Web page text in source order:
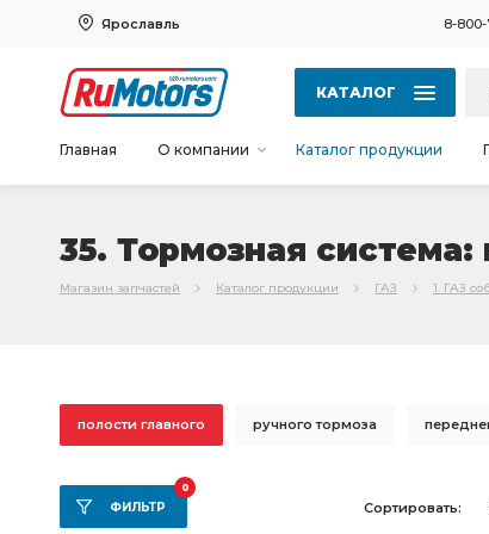
Ярославль 8-
КАТАЛОГ
Главная О компании Каталог продукции
35. Тормозная система:
Магазин запчастей Каталог продукции ГАЗ 1. ГАЗ
полости главного ручного тормоза
Трубка от тройника
Тормоз задний
ФИЛЬТР
0
Сортировать: